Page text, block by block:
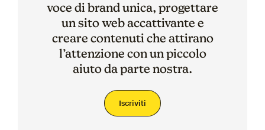
voce di brand unica, progettare
un sito web accattivante e
creare contenuti che attirano
l’attenzione con un piccolo
aiuto da parte nostra.
Iscriviti